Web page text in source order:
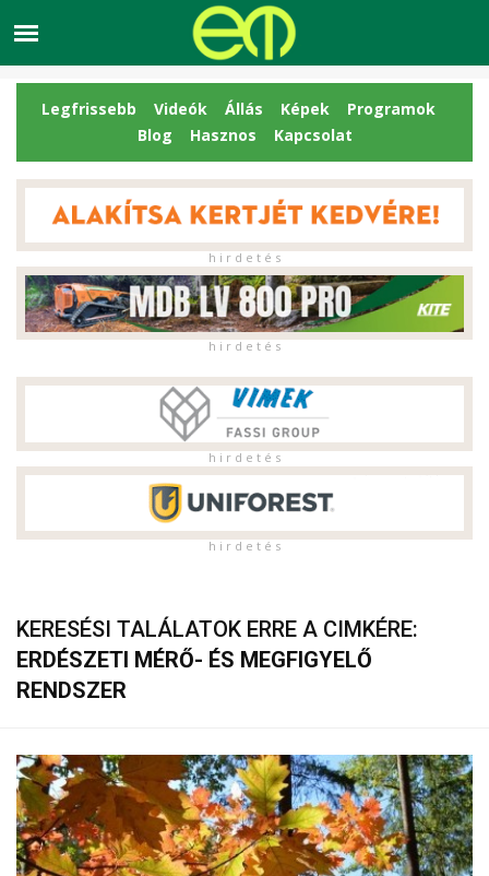
Legfrissebb Videók Állás Képek
Programok
Blog
Hasznos Kapcsolat
h i r d e t é s
h i r d e t é s
h i r d e t é s
h i r d e t é s
KERESÉSI TALÁLATOK ERRE A CIMKÉRE:
ERDÉSZETI MÉRŐ- ÉS MEGFIGYELŐ
RENDSZER